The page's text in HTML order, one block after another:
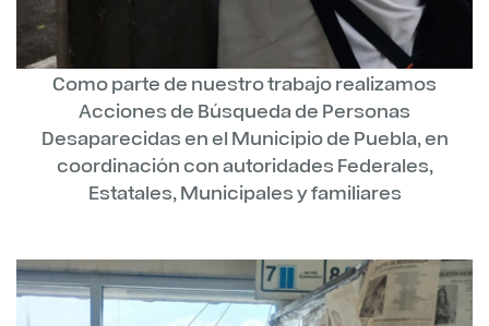
Como parte de nuestro trabajo realizamos
Acciones de Búsqueda de Personas
Desaparecidas en el Municipio de Puebla, en
coordinación con autoridades Federales,
Estatales, Municipales y familiares